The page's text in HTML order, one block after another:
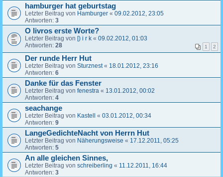
hamburger hat geburtstag
Letzter Beitrag von Hamburger « 09.02.2012, 23:05
Antworten: 3
O livros erste Worte?
Letzter Beitrag von [) i r k « 09.02.2012, 01:03
Antworten: 28 1 2
Der runde Herr Hut
Letzter Beitrag von Sturznest« 18.01.2012, 23:16
Antworten: 6
Danke für das Fenster
Letzter Beitrag von fenestra « 13.01.2012, 00:02
Antworten: 4
seachange
Letzter Beitrag von Kastell « 03.01.2012, 00:34
Antworten: 9
LangeGedichteNacht von Herrn Hut
Letzter Beitrag von Näherungsweise « 17.12.2011, 05:25
Antworten: 5
An alle gleichen Sinnes,
Letzter Beitrag von schreiberling « 11.12.2011, 16:44
Antworten: 3